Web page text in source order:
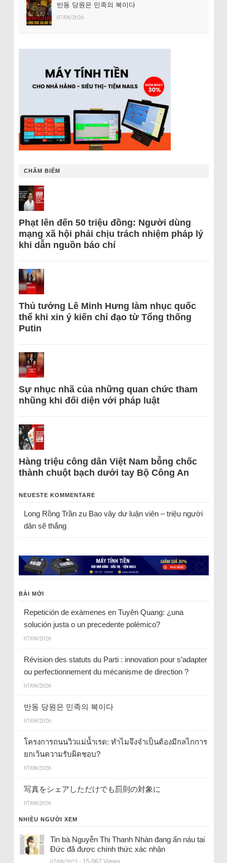
반동 당원은 민족의 복이다
07/08/2026
CHÂM BIẾM
Phạt lên đến 50 triệu đồng: Người dùng
mạng xã hội phải chịu trách nhiệm pháp lý
khi dẫn nguồn báo chí
Thủ tướng Lê Minh Hưng làm nhục quốc
thể khi xin ý kiến chỉ đạo từ Tổng thống
Putin
Sự nhục nhã của những quan chức tham
nhũng khi đối diện với pháp luật
Hàng triệu công dân Việt Nam bỗng chốc
thành chuột bạch dưới tay Bộ Công An
NEUESTE KOMMENTARE
Long Rồng Trầnzu Bao vây dư luận viên – triệu người
dân sẽ thắng
BÀI MỚI
Repetición de exámenes en Tuyên Quang: ¿una
solución justa o un precedente polémico?
07/08/2026
Révision des statuts du Parti : innovation pour s’adapter
ou perfectionnement du mécanisme de direction ?
07/08/2026
반동 당원은 민족의 복이다
07/08/2026
โครงการถนนวิวแม่น้ำเรด: ทำไมจึงจำเป็นต้องมีกลไกการ
ยกเว้นความรับผิดชอบ?
07/08/2026
写真をシェアしただけでも罰則の対象に
07/08/2026
NHIỀU NGƯỜI XEM
Tin bà Nguyễn Thị Thanh Nhàn đang ẩn náu tại
Đức đã được chính thức xác nhận
07/08/2023 - 15.067 Views